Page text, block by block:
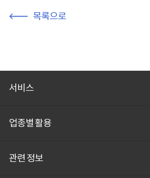
목록으로
서비스
업종별 활용
관련 정보